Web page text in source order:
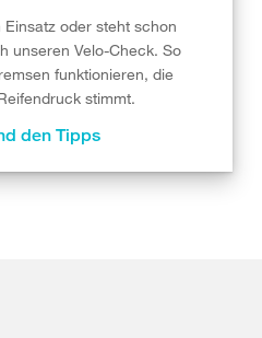
Einsatz oder steht schon
unseren Velo-Check. So
funktionieren, die
stimmt.
den Tipps